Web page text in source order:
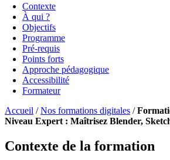
Contexte
À qui ?
Objectifs
Programme
Pré-requis
Points forts
Approche pédagogique
Accessibilité
Formateur
Accueil /Nos formations digitales /
Niveau Expert : Maîtrisez Blender,
Contexte de la formation